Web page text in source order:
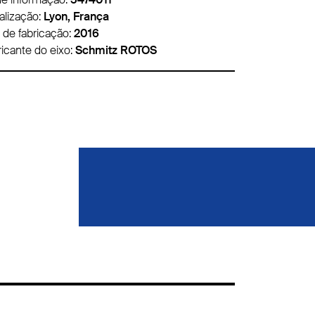
Lille, França
fabricação:2020
do eixo:Schmitz ROTOS